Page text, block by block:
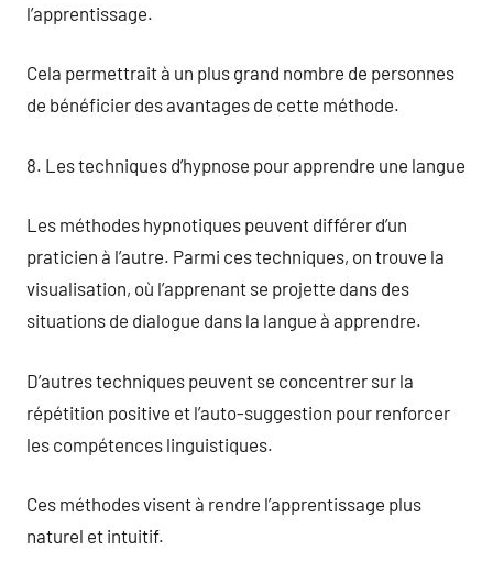
l’apprentissage.
Cela permettrait à un plus grand nombre de personnes
de bénéficier des avantages de cette méthode.
8. Les techniques d’hypnose pour apprendre une langue
Les méthodes hypnotiques peuvent différer d’un
praticien à l’autre. Parmi ces techniques, on trouve la
visualisation, où l’apprenant se projette dans des
situations de dialogue dans la langue à apprendre.
D’autres techniques peuvent se concentrer sur la
répétition positive et l’auto-suggestion pour renforcer
les compétences linguistiques.
Ces méthodes visent à rendre l’apprentissage plus
naturel et intuitif.